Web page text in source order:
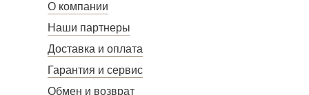
О компании
Наши партнеры
Доставка и оплата
Гарантия и сервис
Обмен и возврат